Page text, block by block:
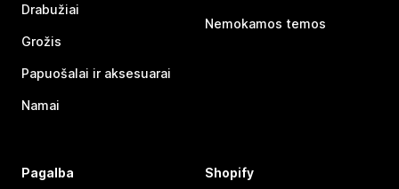
Drabužiai
Grožis
Papuošalai ir aksesuarai
Namai
Nemokamos temos
Pagalba Shopify